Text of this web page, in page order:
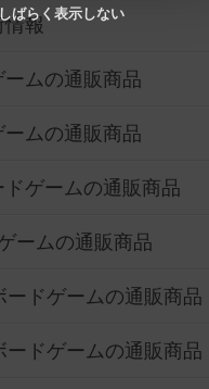
ばらく表示しない
報
ムの通販商品
ームの通販商品
ゲームの通販商品
ームの通販商品
ードゲームの通販商品
ードゲームの通販商品